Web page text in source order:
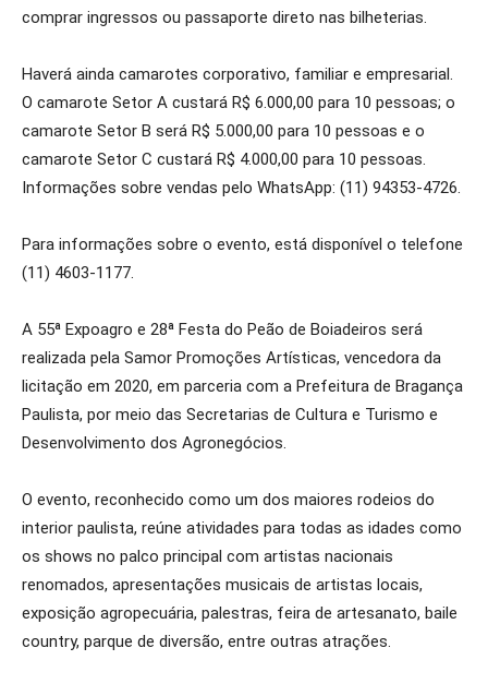
comprar ingressos ou passaporte direto nas bilheterias.
Haverá ainda camarotes corporativo, familiar e empresarial.
O camarote Setor A custará R$ 6.000,00 para 10 pessoas; o
camarote Setor B será R$ 5.000,00 para 10 pessoas e o
camarote Setor C custará R$ 4.000,00 para 10 pessoas.
Informações sobre vendas pelo WhatsApp: (11) 94353-4726.
Para informações sobre o evento, está disponível o telefone
(11) 4603-1177.
A 55ª Expoagro e 28ª Festa do Peão de Boiadeiros será
realizada pela Samor Promoções Artísticas, vencedora da
licitação em 2020, em parceria com a Prefeitura de Bragança
Paulista, por meio das Secretarias de Cultura e Turismo e
Desenvolvimento dos Agronegócios.
O evento, reconhecido como um dos maiores rodeios do
interior paulista, reúne atividades para todas as idades como
os shows no palco principal com artistas nacionais
renomados, apresentações musicais de artistas locais,
exposição agropecuária, palestras, feira de artesanato, baile
country, parque de diversão, entre outras atrações.